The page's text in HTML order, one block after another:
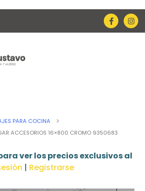
PARA COCINA
ACCESORIOS 16×800 CROMO 9350683
ver los precios exclusivos al
| Registrarse